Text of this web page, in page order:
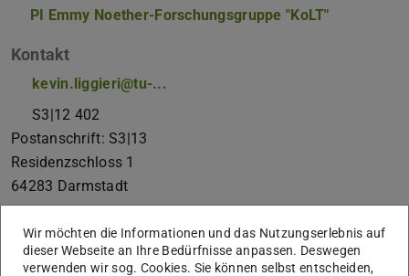
PI Emmy Noether-Forschungsgruppe "KoLT"
Kontakt
kevin.liggieri@tu-...
S3|12 402
Postanschrift: S3|13
Residenzschloss 1
64283 Darmstadt
Links
Zum Fachgebiet Technikgeschichte
Wir möchten die Informationen und das Nutzungserlebnis auf
dieser Webseite an Ihre Bedürfnisse anpassen. Deswegen
verwenden wir sog. Cookies. Sie können selbst entscheiden,